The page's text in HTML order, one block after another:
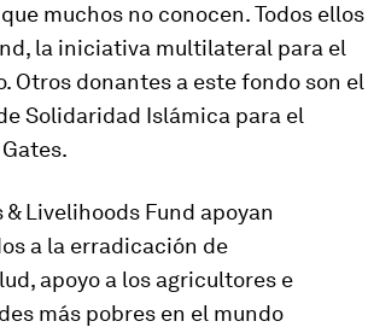
muchos no conocen. Todos ellos
la iniciativa multilateral para el
Otros donantes a este fondo son el
Solidaridad Islámica para el
Livelihoods Fund apoyan
a la erradicación de
apoyo a los agricultores e
más pobres en el mundo